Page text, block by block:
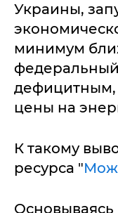
Украины,
минимум
дефицитным,
цены на
К такому
ресурса "